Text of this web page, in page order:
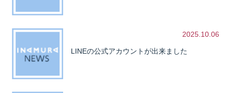
2025.10.06
LINEの公式アカウントが出来ました